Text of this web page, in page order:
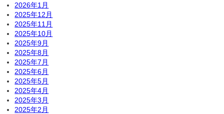
2026年1月
2025年12月
2025年11月
2025年10月
2025年9月
2025年8月
2025年7月
2025年6月
2025年5月
2025年4月
2025年3月
2025年2月